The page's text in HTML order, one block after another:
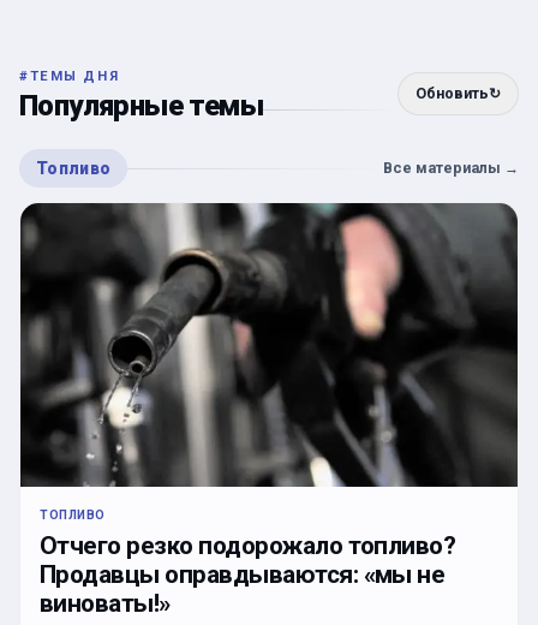
#ТЕМЫ ДНЯ
Популярные темы Обновить↻
Топливо Все материалы →
ТОПЛИВО
Отчего резко подорожало топливо?
Продавцы оправдываются: «мы не
виноваты!»